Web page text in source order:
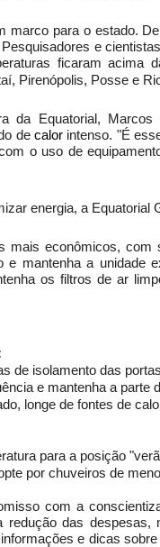
marco para o estado.
e
ficaram acima
Pirenópolis, Posse e
da Equatorial,
decalor intenso. "É
o uso de
energia, a Equatorial
mais econômicos,
e mantenha a
os filtros de ar
de isolamento das
e mantenha a parte
longe de fontes de
para a posição
por chuveiros de
com a
redução das
e dicas